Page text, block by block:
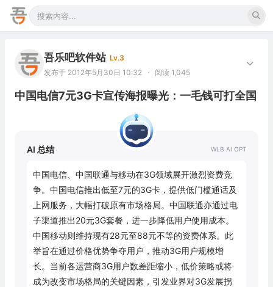
吾乐吧软件站 Lv.3
发布于 2012年5月30日 10:32
· 阅读 1,045
中国电信7元3G卡宣传海报曝光：一毛钱可打全国
AI 总结
中国电信、中国联通与移动在3G领域展开激烈资费竞
争。中国电信推出低至7元的3G卡，提供低门槛通话及
上网服务，大幅打破原有市场格局。中国联通亦通过电
子渠道推出20元3G套餐，进一步降低用户使用成本。
中国移动则维持现有28元至88元不等的资费体系。此
举旨在通过价格优势争夺用户，推动3G用户规模增
长。当前各运营商3G用户数差距缩小，低价策略或将
成为改变市场格局的关键因素，引发业界对3G发展拐